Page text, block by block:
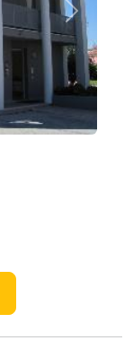
Weiter